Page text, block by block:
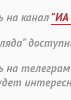
на канал"ИА
на